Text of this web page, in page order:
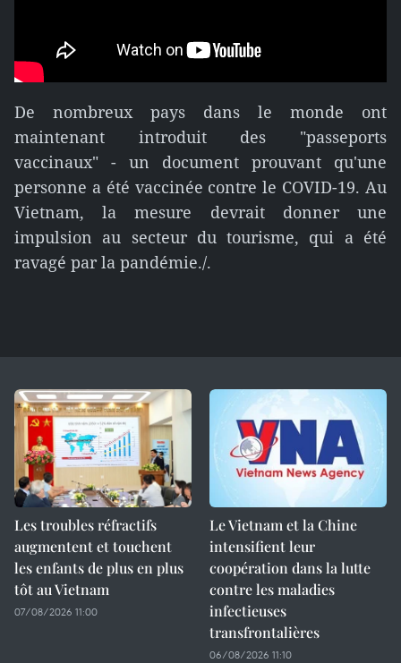
De nombreux pays dans le monde ont
maintenant introduit des "passeports
vaccinaux" - un document prouvant qu'une
personne a été vaccinée contre le COVID-19. Au
Vietnam, la mesure devrait donner une
impulsion au secteur du tourisme, qui a été
ravagé par la pandémie./.
Les troubles réfractifs
augmentent et touchent
les enfants de plus en plus
tôt au Vietnam
07/08/2026 11:00
Le Vietnam et la Chine
intensifient leur
coopération dans la lutte
contre les maladies
infectieuses
transfrontalières
06/08/2026 11:10